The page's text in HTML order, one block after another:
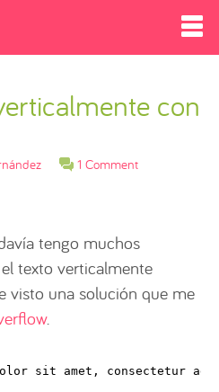
con
1 Comment
tengo muchos
texto verticalmente
visto una solución que me
.
dolor sit amet, consectetur